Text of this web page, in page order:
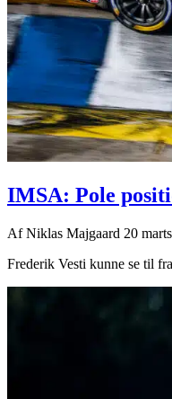
IMSA: Pole
AfNiklas Majgaard 20
Frederik Vesti kunne se til